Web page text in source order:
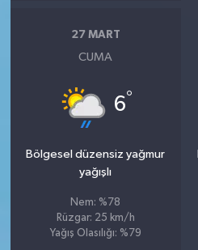
27 MART
CUMA
6°
Bölgesel düzensiz yağmur
yağışlı
Nem: %78
Rüzgar: 25 km/h
Yağış Olasılığı: %79